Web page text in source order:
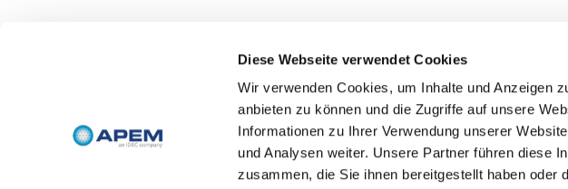
Diese Webseite verwendet Cookies
Wir verwenden Cookies, um Inhalte und Anzeigen
anbieten zu können und die Zugriffe auf unsere
Informationen zu Ihrer Verwendung unserer
und Analysen weiter. Unsere Partner führen diese
zusammen, die Sie ihnen bereitgestellt haben oder